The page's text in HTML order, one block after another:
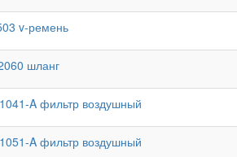
v-ремень
шланг
A фильтр воздушный
A фильтр воздушный